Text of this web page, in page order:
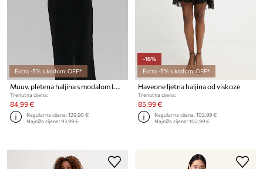
Extra -5% s kodom: OFF*
Muuv. pletena haljina s modalom LUNN
Trenutna cijena:
84,99 €
Regularna cijena:129,90 €
Najniža cijena:93,99 €
-16%
Extra -5% s kodom: OFF*
Haveone ljetna haljina od viskoze
Trenutna cijena:
85,99 €
Regularna cijena:102,99 €
Najniža cijena:102,99 €